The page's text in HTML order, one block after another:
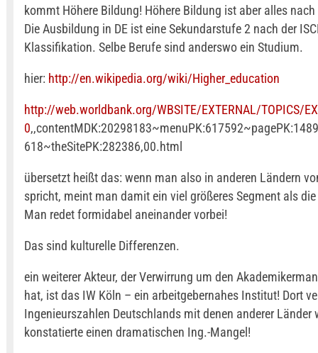
kommt Höhere Bildung! Höhere Bildung ist aber alles
Die Ausbildung in DE ist eine Sekundarstufe 2 nach der
Klassifikation. Selbe Berufe sind anderswo ein Studium.
hier: http://en.wikipedia.org/wiki/Higher_education
http://web.worldbank.org/WBSITE/EXTERNAL/TOPICS/
0
618~theSitePK:282386,00.html
übersetzt heißt das: wenn man also in anderen Ländern
spricht, meint man damit ein viel größeres Segment als
Man redet formidabel aneinander vorbei!
Das sind kulturelle Differenzen.
ein weiterer Akteur, der Verwirrung um den
hat, ist das IW Köln – ein arbeitgebernahes Institut! Dort
Ingenieurszahlen Deutschlands mit denen anderer Länder
konstatierte einen dramatischen Ing.-Mangel!